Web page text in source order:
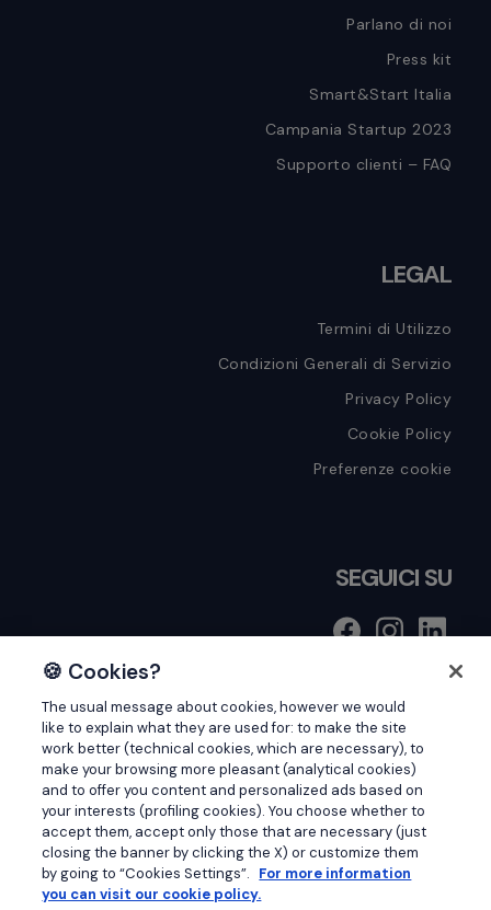
Parlano di noi
Press kit
Smart&Start Italia
Campania Startup 2023
Supporto clienti – FAQ
LEGAL
Termini di Utilizzo
Condizioni Generali di Servizio
Privacy Policy
Cookie Policy
Preferenze cookie
SEGUICI SU
Cerca
in
questo
sito
web
© 2026 - Tutti i diritti sono riservati. SimplifAI TED Srl ·
P.I. 11237050965 | Milano (MI) - Via Roberto Lepetit, 18 |
🍪 Cookies?
The usual message about cookies, however we would
like to explain what they are used for: to make the site
work better (technical cookies, which are necessary), to
make your browsing more pleasant (analytical cookies)
and to offer you content and personalized ads based on
your interests (profiling cookies). You choose whether to
accept them, accept only those that are necessary (just
closing the banner by clicking the X) or customize them
by going to “Cookies Settings”. For more information
you can visit our cookie policy.